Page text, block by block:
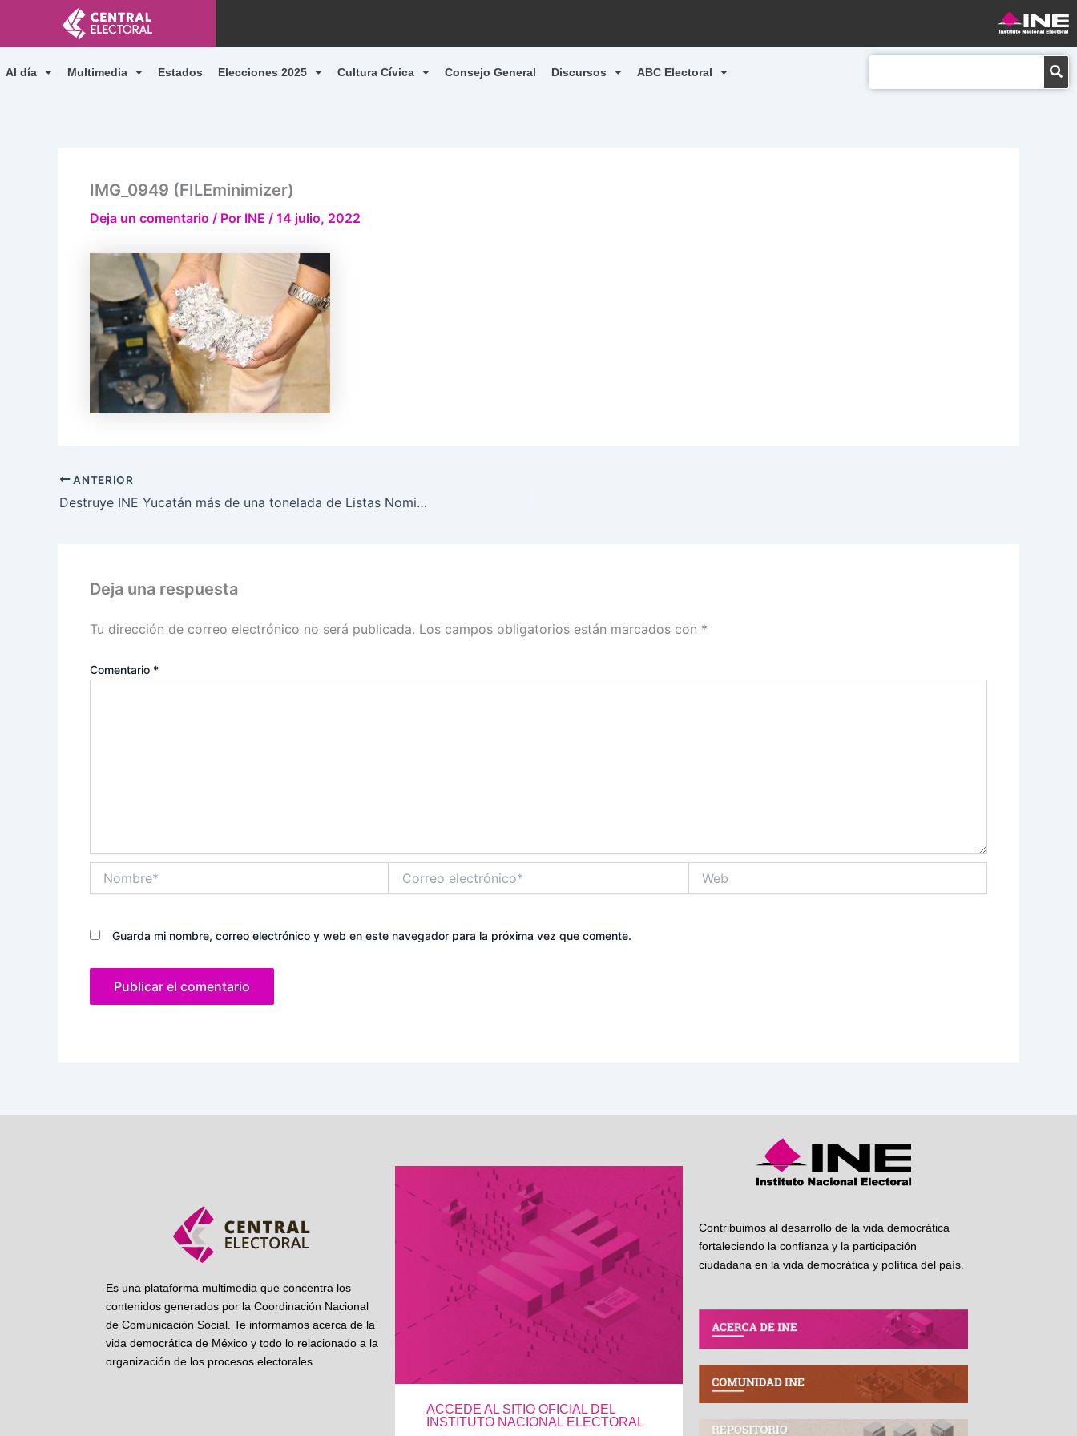
contenido
Al día Multimedia Estados Elecciones 2025 Cultura Cívica Consejo General Discursos ABC Electoral
IMG_0949 (FILEminimizer)
Deja un comentario / Por INE / 14 julio, 2022
ANTERIOR
Destruye INE Yucatán más de una tonelada de Listas Nominales
Deja una respuesta
Tu dirección de correo electrónico no será publicada. Los campos obligatorios están marcados con *
Comentario *
electrónico*
Guarda mi nombre, correo electrónico y web en este navegador para la próxima vez que comente.
Es una plataforma multimedia que concentra los
contenidos generados por la Coordinación Nacional
de Comunicación Social. Te informamos acerca de la
vida democrática de México y todo lo relacionado a la
organización de los procesos electorales
ACCEDE AL SITIO OFICIAL DEL
INSTITUTO NACIONAL ELECTORAL
Contribuimos al desarrollo de la vida democrática
fortaleciendo la confianza y la participación
ciudadana en la vida democrática y política del país.